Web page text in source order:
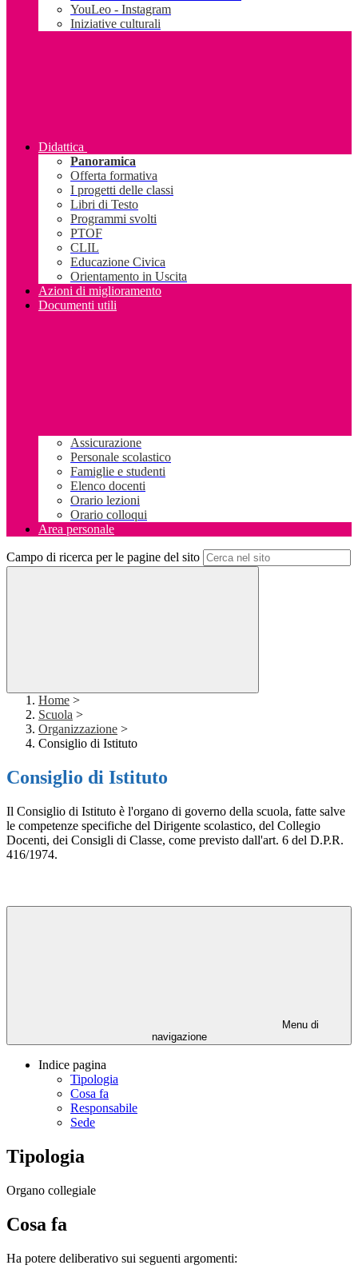
YouLeo - Instagram
Iniziative culturali
Didattica
Panoramica
Offerta formativa
I progetti delle classi
Libri di Testo
Programmi svolti
PTOF
CLIL
Educazione Civica
Orientamento in Uscita
Azioni di miglioramento
Documenti utili
Assicurazione
Personale scolastico
Famiglie e studenti
Elenco docenti
Orario lezioni
Orario colloqui
Area personale
Campo di ricerca per le pagine del sito
Home >
Scuola >
Organizzazione >
Consiglio di Istituto
Consiglio di Istituto
Il Consiglio di Istituto è l'organo di governo della scuola, fatte salve
le competenze specifiche del Dirigente scolastico, del Collegio
Docenti, dei Consigli di Classe, come previsto dall'art. 6 del D.P.R.
416/1974.
Menu di
navigazione
Indice pagina
Tipologia
Cosa fa
Responsabile
Sede
Tipologia
Organo collegiale
Cosa fa
Ha potere deliberativo sui seguenti argomenti: